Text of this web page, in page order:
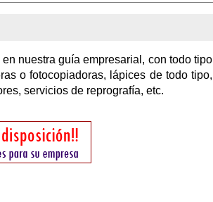
nuestra guía empresarial, con todo tipo
o fotocopiadoras, lápices de todo tipo,
servicios de reprografía, etc.